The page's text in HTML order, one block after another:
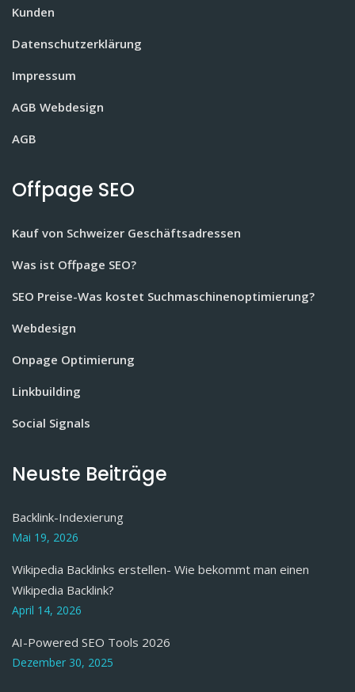
Kunden
Datenschutzerklärung
Impressum
AGB Webdesign
AGB
Offpage SEO
Kauf von Schweizer Geschäftsadressen
Was ist Offpage SEO?
SEO Preise-Was kostet Suchmaschinenoptimierung?
Webdesign
Onpage Optimierung
Linkbuilding
Social Signals
Neuste Beiträge
Backlink-Indexierung
Mai 19, 2026
Wikipedia Backlinks erstellen- Wie bekommt man einen
Wikipedia Backlink?
April 14, 2026
AI-Powered SEO Tools 2026
Dezember 30, 2025